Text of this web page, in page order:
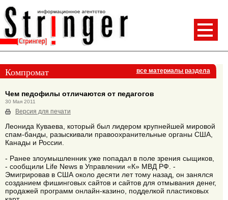
Компромат все материалы раздела
Чем педофилы отличаются от педагогов
30 Мая 2011
Версия для печати
Леонида Куваева, который был лидером крупнейшей мировой
спам-банды, разыскивали правоохранительные органы США,
Канады и России.
- Ранее злоумышленник уже попадал в поле зрения сыщиков,
- сообщили Life News в Управлении «К» МВД РФ. -
Эмигрировав в США около десяти лет тому назад, он занялся
созданием фишинговых сайтов и сайтов для отмывания денег,
продажей программ онлайн-казино, подделкой пластиковых